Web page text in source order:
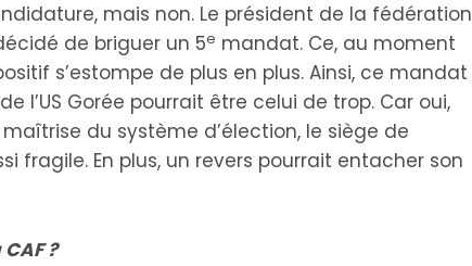
mais non. Le président de la fédération
de briguer un 5e mandat. Ce, au moment
s’estompe de plus en plus. Ainsi, ce mandat
l’US Gorée pourrait être celui de trop. Car oui,
du système d’élection, le siège de
fragile. En plus, un revers pourrait entacher son
?